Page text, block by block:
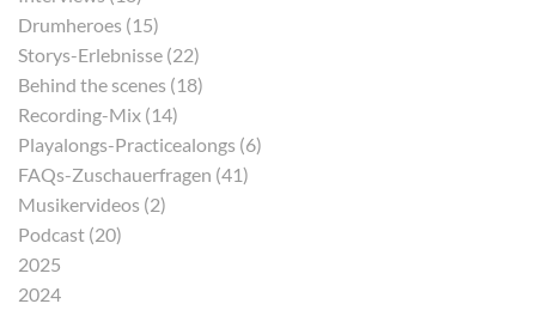
Drumheroes (15)
Storys-Erlebnisse (22)
Behind the scenes (18)
Recording-Mix (14)
Playalongs-Practicealongs (6)
FAQs-Zuschauerfragen (41)
Musikervideos (2)
Podcast (20)
2025
2024